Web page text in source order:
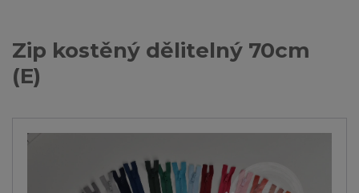
Zip kostěný dělitelný 70cm
(E)